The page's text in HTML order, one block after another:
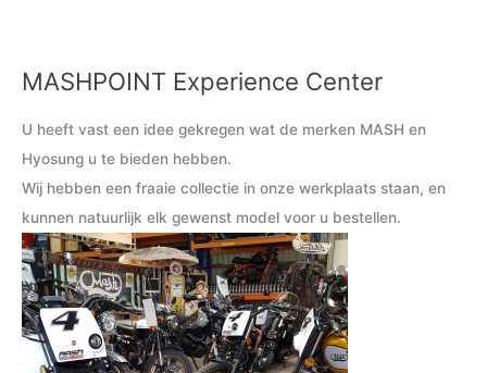
MASHPOINT Experience Center
U heeft vast een idee gekregen wat de merken MASH en
Hyosung u te bieden hebben.
Wij hebben een fraaie collectie in onze werkplaats staan, en
kunnen natuurlijk elk gewenst model voor u bestellen.